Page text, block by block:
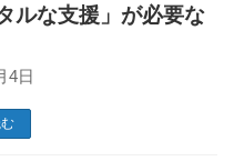
ルな支援」が必要な
4日